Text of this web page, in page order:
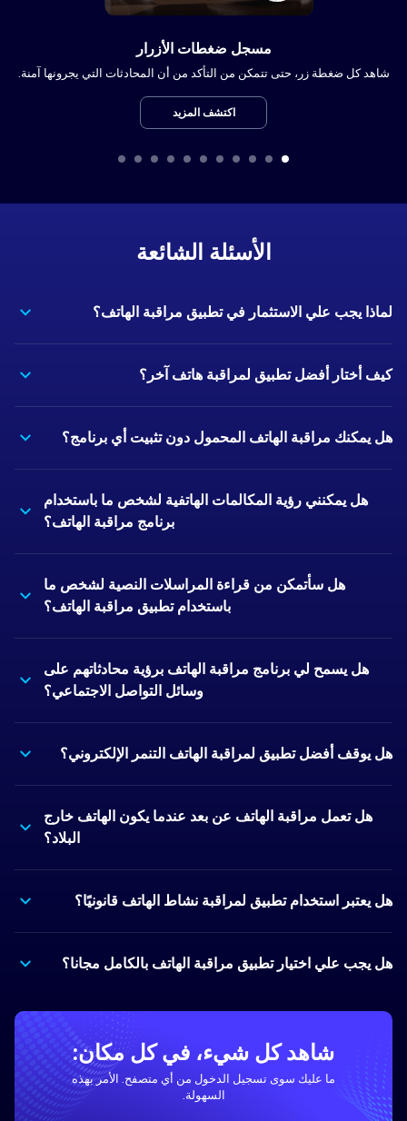
مسجل ضغطات الأزرار
شاهد كل ضغطة زر، حتى تتمكن من التأكد من أن المحادثات التي يجرونها آمنة.
اكتشف المزيد
الأسئلة الشائعة
لماذا يجب علي الاستثمار في تطبيق مراقبة الهاتف؟
كيف أختار أفضل تطبيق لمراقبة هاتف آخر؟
هل يمكنك مراقبة الهاتف المحمول دون تثبيت أي برنامج؟
هل يمكنني رؤية المكالمات الهاتفية لشخص ما باستخدام
برنامج مراقبة الهاتف؟
هل سأتمكن من قراءة المراسلات النصية لشخص ما
باستخدام تطبيق مراقبة الهاتف؟
هل يسمح لي برنامج مراقبة الهاتف برؤية محادثاتهم على
وسائل التواصل الاجتماعي؟
هل يوقف أفضل تطبيق لمراقبة الهاتف التنمر الإلكتروني؟
هل تعمل مراقبة الهاتف عن بعد عندما يكون الهاتف خارج
البلاد؟
هل يعتبر استخدام تطبيق لمراقبة نشاط الهاتف قانونيًا؟
هل يجب علي اختيار تطبيق مراقبة الهاتف بالكامل مجانا؟
شاهد كل شيء، في كل مكان:
ما عليك سوى تسجيل الدخول من أي متصفح. الأمر بهذه
السهولة.